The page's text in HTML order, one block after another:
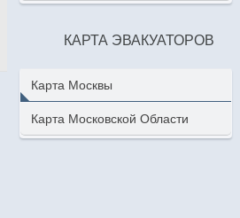
КАРТА ЭВАКУАТОРОВ
Карта Москвы
Карта Московской Области